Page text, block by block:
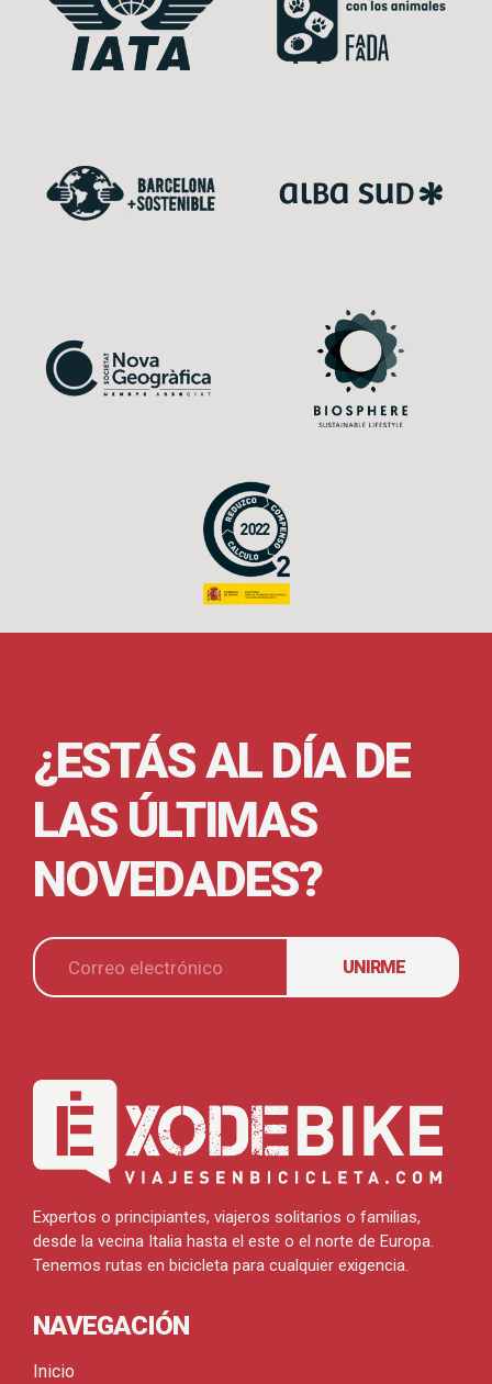
¿ESTÁS AL DÍA DE
LAS ÚLTIMAS
NOVEDADES?
UNIRME
Expertos o principiantes, viajeros solitarios o familias,
desde la vecina Italia hasta el este o el norte de Europa.
Tenemos rutas en bicicleta para cualquier exigencia.
NAVEGACIÓN
Inicio